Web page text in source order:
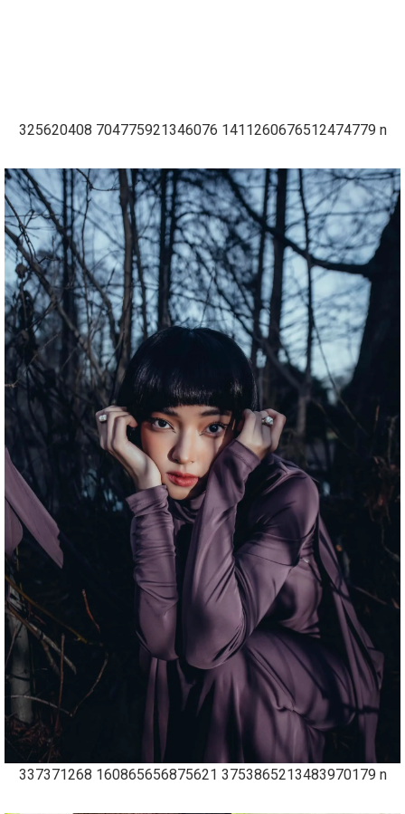
325620408 704775921346076 1411260676512474779 n
337371268 160865656875621 3753865213483970179 n